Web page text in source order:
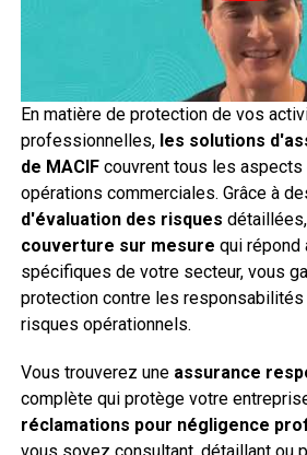
En matière de protection de vos
professionnelles, les solutions
de MACIFcouvrent tous les
opérations commerciales. Grâce à
d'évaluation des risques
couverture sur mesure qui répond
spécifiques de votre secteur, vous
protection contre les
risques opérationnels.
Vous trouverez une assurance
complète qui protège votre
réclamations pour négligence